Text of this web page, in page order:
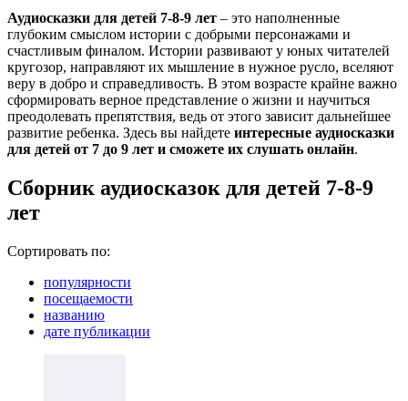
Аудиосказки для детей 7-8-9 лет – это наполненные
глубоким смыслом истории с добрыми персонажами и
счастливым финалом. Истории развивают у юных читателей
кругозор, направляют их мышление в нужное русло, вселяют
веру в добро и справедливость. В этом возрасте крайне важно
сформировать верное представление о жизни и научиться
преодолевать препятствия, ведь от этого зависит дальнейшее
развитие ребенка. Здесь вы найдете интересные аудиосказки
для детей от 7 до 9 лет и сможете их слушать онлайн.
Сборник аудиосказок для детей 7-8-9
лет
Сортировать по:
популярности
посещаемости
названию
дате публикации